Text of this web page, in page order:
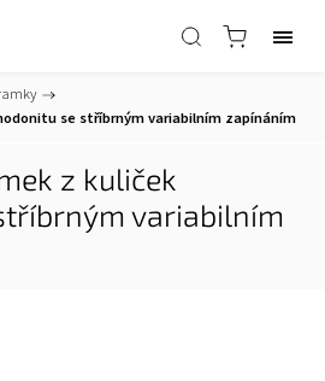
/
se stříbrným variabilním zapínáním
z kuliček
variabilním